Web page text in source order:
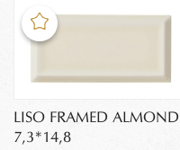
LISO FRAMED ALMOND
7,3*14,8